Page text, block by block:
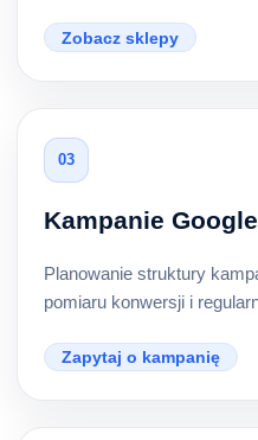
Zobacz sklepy
03
Kampanie
Planowanie struktury
pomiaru konwersji i
Zapytaj o kampanię